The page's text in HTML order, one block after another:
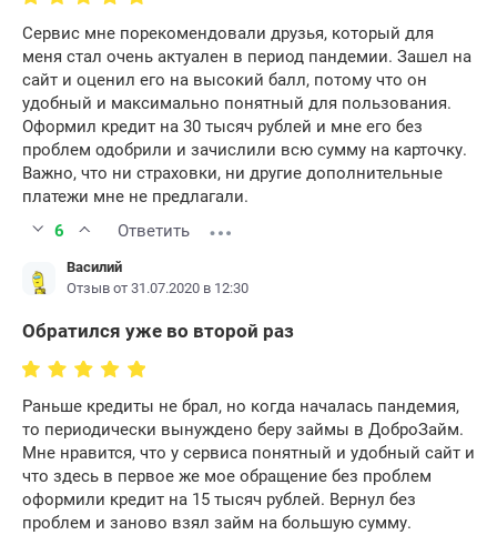
Сервис мне порекомендовали друзья, который для
меня стал очень актуален в период пандемии. Зашел на
сайт и оценил его на высокий балл, потому что он
удобный и максимально понятный для пользования.
Оформил кредит на 30 тысяч рублей и мне его без
проблем одобрили и зачислили всю сумму на карточку.
Важно, что ни страховки, ни другие дополнительные
платежи мне не предлагали.
6
Ответить
Василий
Отзыв от 31.07.2020 в 12:30
Обратился уже во второй раз
Раньше кредиты не брал, но когда началась пандемия,
то периодически вынуждено беру займы в ДоброЗайм.
Мне нравится, что у сервиса понятный и удобный сайт и
что здесь в первое же мое обращение без проблем
оформили кредит на 15 тысяч рублей. Вернул без
проблем и заново взял займ на большую сумму.